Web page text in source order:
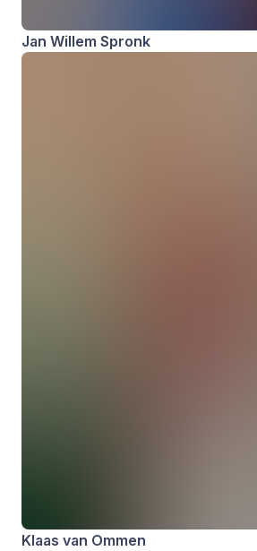
Jan Willem Spronk
Klaas van Ommen